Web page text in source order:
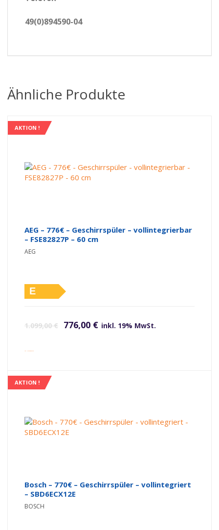
49(0)894590-04
Ähnliche Produkte
AKTION !
AEG – 776€ – Geschirrspüler – vollintegrierbar
– FSE82827P – 60 cm
AEG
E
1.099,00€ 776,00 € inkl. 19% MwSt.
inkl. Versandkosten
AKTION !
Bosch – 770€ – Geschirrspüler – vollintegriert
– SBD6ECX12E
BOSCH